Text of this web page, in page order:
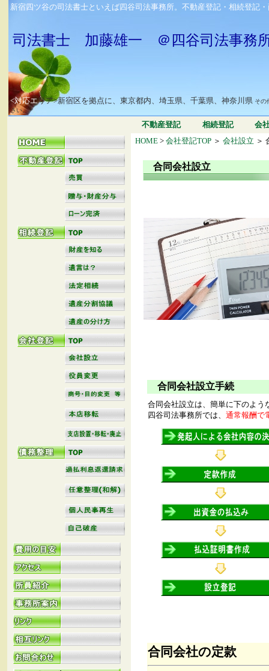
新宿四ツ谷の司法書士といえば四谷司法事務所。不動産登記・相続登記
司法書士 加藤雄一 ＠四谷司法事務
<対応エリア>新宿区を拠点に、東京都内、埼玉県、千葉県、神奈川県 その
さい。
不動産登記 相続登記 会
HOME> 会社登記TOP＞ 会社設立 ＞
合同会社設立
合同会社設立手続
合同会社設立は、簡単に下のよう
四谷司法事務所では、 通常報酬で
合同会社の定款